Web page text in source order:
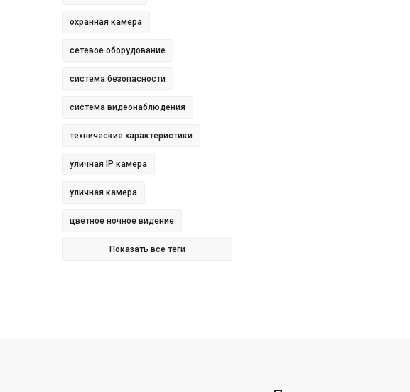
охранная камера
сетевое оборудование
система безопасности
система видеонаблюдения
технические характеристики
уличная IP камера
уличная камера
цветное ночное видение
Показать все теги